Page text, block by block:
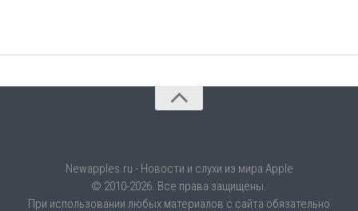
Newapples.ru - Новости и слухи из мира Apple
© 2010-2026. Все права защищены.
При использовании любых материалов с сайта обязательно